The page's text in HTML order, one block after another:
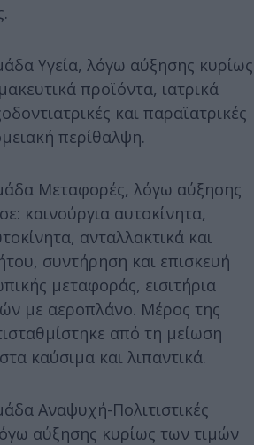
Υγεία, λόγω αύξησης κυρίως
προϊόντα, ιατρικά
και παραϊατρικές
περίθαλψη.
Μεταφορές, λόγω αύξησης
καινούργια αυτοκίνητα,
ανταλλακτικά και
συντήρηση και επισκευή
μεταφοράς, εισιτήρια
με αεροπλάνο. Μέρος της
από τη μείωση
καύσιμα και λιπαντικά.
Αναψυχή-Πολιτιστικές
αύξησης κυρίως των τιμών